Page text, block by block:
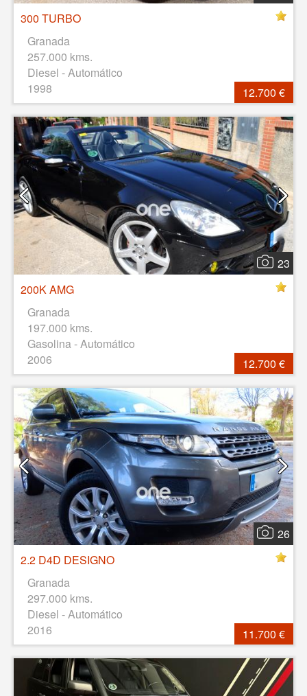
300 TURBO
Granada
257.000 kms.
Diesel - Automático
1998
12.700 €
23
200K AMG
Granada
197.000 kms.
Gasolina - Automático
2006
12.700 €
26
2.2 D4D DESIGNO
Granada
297.000 kms.
Diesel - Automático
2016
11.700 €